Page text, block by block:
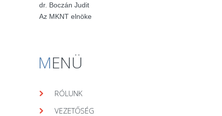
dr. Boczán Judit
Az MKNT elnöke
MENÜ
RÓLUNK
VEZETŐSÉG